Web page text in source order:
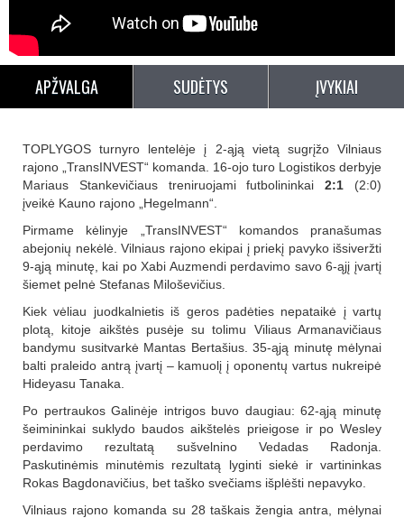
APŽVALGA SUDĖTYS ĮVYKIAI
TOPLYGOS turnyro lentelėje į 2-ąją vietą sugrįžo Vilniaus
rajono „TransINVEST“ komanda. 16-ojo turo Logistikos derbyje
Mariaus Stankevičiaus treniruojami futbolininkai2:1 (2:0)
įveikė Kauno rajono „Hegelmann“.
Pirmame kėlinyje „TransINVEST“ komandos pranašumas
abejonių nekėlė. Vilniaus rajono ekipai į priekį pavyko išsiveržti
9-ąją minutę, kai po Xabi Auzmendi perdavimo savo 6-ąjį įvartį
šiemet pelnė Stefanas Miloševičius.
Kiek vėliau juodkalnietis iš geros padėties nepataikė į vartų
plotą, kitoje aikštės pusėje su tolimu Viliaus Armanavičiaus
bandymu susitvarkė Mantas Bertašius. 35-ąją minutę mėlynai
balti praleido antrą įvartį – kamuolį į oponentų vartus nukreipė
Hideyasu Tanaka.
Po pertraukos Galinėje intrigos buvo daugiau: 62-ąją minutę
šeimininkai suklydo baudos aikštelės prieigose ir po Wesley
perdavimo rezultatą sušvelnino Vedadas Radonja.
Paskutinėmis minutėmis rezultatą lyginti siekė ir vartininkas
Rokas Bagdonavičius, bet taško svečiams išplėšti nepavyko.
Vilniaus rajono komanda su 28 taškais žengia antra, mėlynai